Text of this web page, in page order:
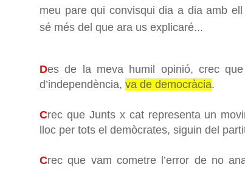
meu pare qui convisqui dia a dia amb
sé més del que ara us explicaré...
Des de la meva humil opinió, crec
d’independència, va de democràcia.
Crec que Junts x cat representa un
lloc per tots el demòcrates, siguin del
Crec que vam cometre l’error de no